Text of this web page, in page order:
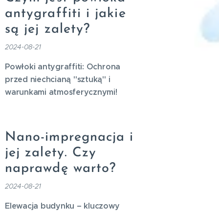
antygraffiti i jakie
są jej zalety?
2024-08-21
Powłoki antygraffiti: Ochrona
przed niechcianą "sztuką" i
warunkami atmosferycznymi!
Nano-impregnacja i
jej zalety. Czy
naprawdę warto?
2024-08-21
Elewacja budynku – kluczowy